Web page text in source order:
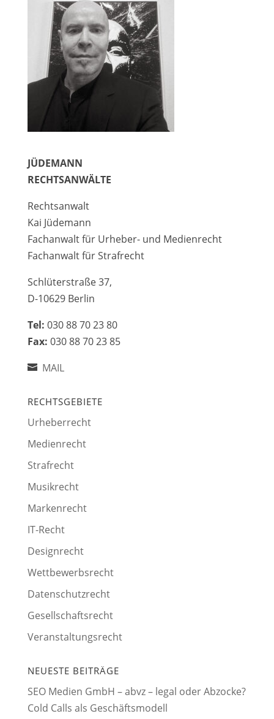
JÜDEMANN
RECHTSANWÄLTE
Rechtsanwalt
Kai Jüdemann
Fachanwalt für Urheber- und Medienrecht
Fachanwalt für Strafrecht
Schlüterstraße 37,
D-10629 Berlin
Tel: 030 88 70 23 80
Fax: 030 88 70 23 85
MAIL
RECHTSGEBIETE
Urheberrecht
Medienrecht
Strafrecht
Musikrecht
Markenrecht
IT-Recht
Designrecht
Wettbewerbsrecht
Datenschutzrecht
Gesellschaftsrecht
Veranstaltungsrecht
NEUESTE BEITRÄGE
SEO Medien GmbH – abvz – legal oder Abzocke?
Cold Calls als Geschäftsmodell